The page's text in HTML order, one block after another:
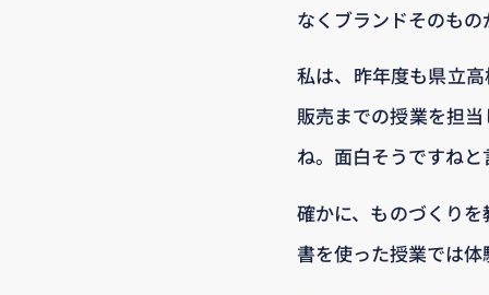
なくブランドそのも
私は、昨年度も県立
販売までの授業を担
ね。面白そうですね
確かに、ものづくり
書を使った授業では